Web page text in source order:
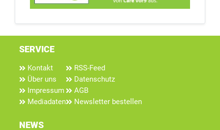
SERVICE
Kontakt
Über uns
Impressum
Mediadaten
RSS-Feed
Datenschutz
AGB
Newsletter bestellen
NEWS